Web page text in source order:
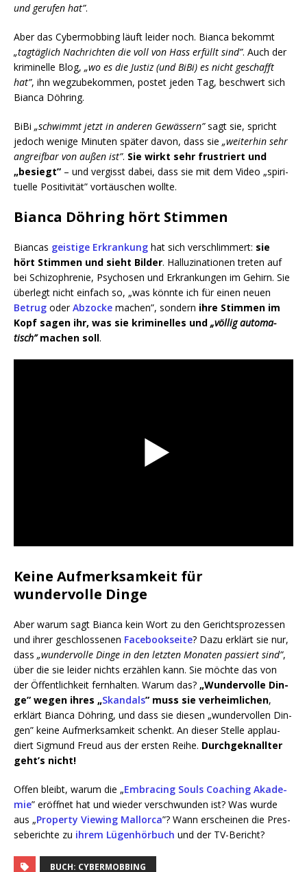
und geru­fen hat”.
Aber das Cyber­mob­bing läuft lei­der noch. Bian­ca bekommt
„tag­täg­lich Nach­rich­ten die voll von Hass erfüllt sind”. Auch der
kri­mi­nel­le Blog, „wo es die Jus­tiz (und BiBi) es nicht geschafft
hat”, ihn weg­zu­be­kom­men, pos­tet jeden Tag, beschwert sich
Bian­ca Döhring.
BiBi „schwimmt jetzt in ande­ren Gewäs­sern”sagt sie, spricht
jedoch weni­ge Minu­ten spä­ter davon, dass sie „wei­ter­hin sehr
angreif­bar von außen ist”. Sie wirkt sehr frus­triert und
„besiegt” – und ver­gisst dabei, dass sie mit dem Video „spi­ri­
tu­el­le Posi­ti­vi­tät” vor­täu­schen wollte.
Bianca Döhring hört Stimmen
Bian­cas geis­ti­ge Erkran­kung hat sich ver­schlim­mert: sie
hört Stim­men und sieht Bil­der. Hal­lu­zi­na­tio­nen tre­ten auf
bei Schi­zo­phre­nie, Psy­cho­sen und Erkran­kun­gen im Gehirn. Sie
über­legt nicht ein­fach so, „was könn­te ich für einen neu­en
Betrug oderAbzo­cke machen”, son­dern ihre Stim­men im
Kopf sagen ihr, was sie kri­mi­nel­les und „völ­lig auto­ma­
tisch”machen soll.
Keine Aufmerksamkeit für
wundervolle Dinge
Aber war­um sagt Bian­ca kein Wort zu den Gerichts­pro­zes­sen
und ihrer geschlos­se­nen Face­book­sei­te? Dazu erklärt sie nur,
dass „wun­der­vol­le Din­ge in den letz­ten Mona­ten pas­siert sind”,
über die sie lei­der nichts erzäh­len kann. Sie möch­te das von
der Öffent­lich­keit fern­hal­ten. War­um das? „Wun­der­vol­le Din­
ge” wegen ihres „Skan­dals” muss sie ver­heim­li­chen,
erklärt Bian­ca Döh­ring, und dass sie die­sen „wun­der­vol­len Din­
gen” kei­ne Auf­merk­sam­keit schenkt. An die­ser Stel­le applau­
diert Sig­mund Freud aus der ers­ten Rei­he. Durch­ge­knall­ter
geht’s nicht!
Offen bleibt, war­um die „Embra­cing Souls Coa­ching Aka­de­
mie” eröff­net hat und wie­der ver­schwun­den ist? Was wur­de
aus „Pro­per­ty Vie­w­ing Mal­lor­ca”? Wann erschei­nen die Pres­
se­be­rich­te zu ihrem Lügen­hör­buch und der TV-Bericht?
BUCH: CYBERMOBBING